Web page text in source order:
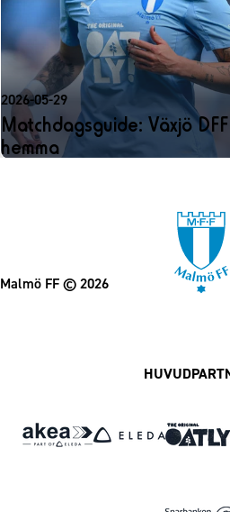
2026-05-29
Matchdagsguide: Växjö DFF
hemma
Malmö FF© 2026